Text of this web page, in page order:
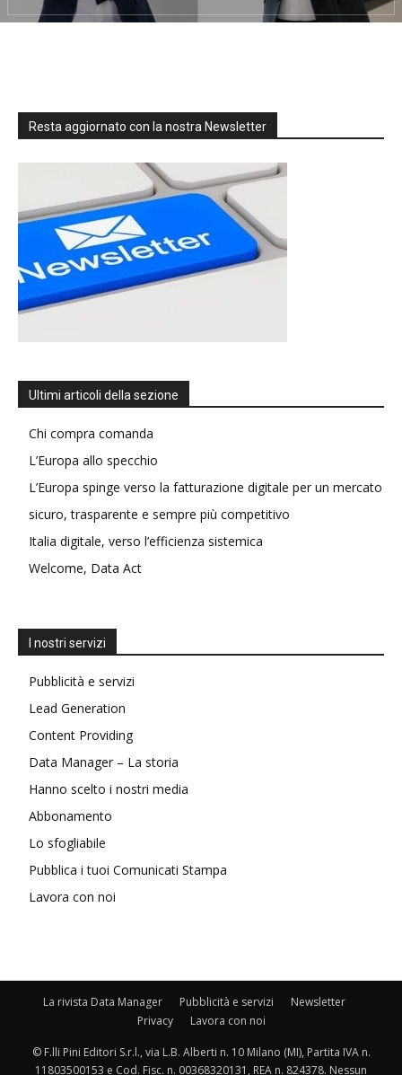
Resta aggiornato con la nostra Newsletter
Ultimi articoli della sezione
Chi compra comanda
L’Europa allo specchio
L’Europa spinge verso la fatturazione digitale per un mercato
sicuro, trasparente e sempre più competitivo
Italia digitale, verso l’efficienza sistemica
Welcome, Data Act
I nostri servizi
Pubblicità e servizi
Lead Generation
Content Providing
Data Manager – La storia
Hanno scelto i nostri media
Abbonamento
Lo sfogliabile
Pubblica i tuoi Comunicati Stampa
Lavora con noi
La rivista Data Manager Pubblicità e servizi
Newsletter
Privacy
Lavora con noi
© F.lli Pini Editori S.r.l., via L.B. Alberti n. 10 Milano (MI), Partita IVA n.
11803500153 e Cod. Fisc. n. 00368320131, REA n. 824378. Nessun